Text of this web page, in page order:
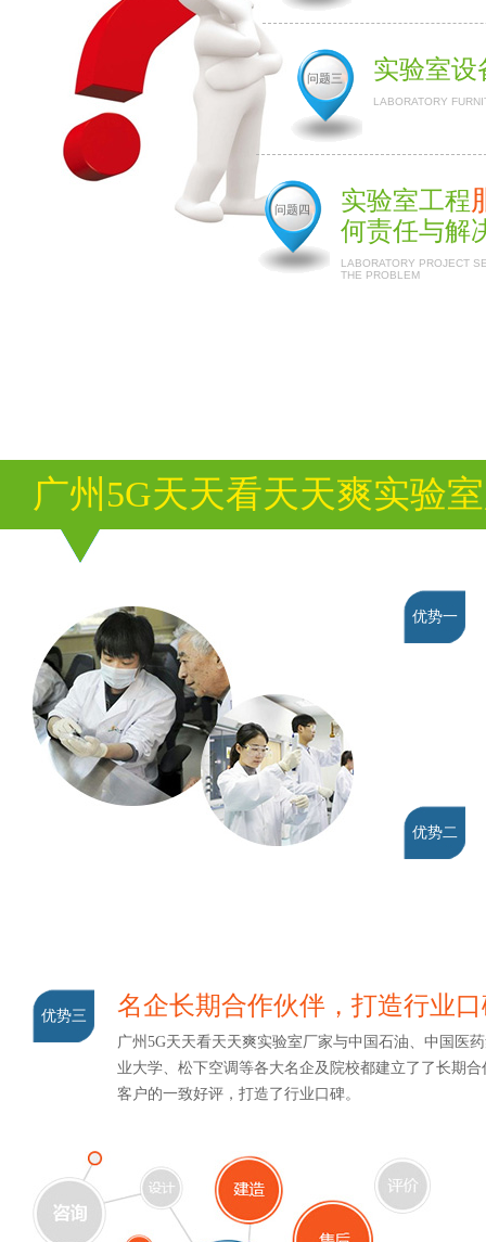
问题三 实验室设
LABORATORY
问题四 实验室工程
何责任与解
LABORATORY PROJECT
THE PROBLEM
广州5G天天看天天爽实验
优势一
优势二
优势三 名企长期合作伙伴，打造行业
广州5G天天看天天爽实验室厂家与中国石油、中国医药集
业大学、松下空调等各大名企及院校都建立了了长期合作
客户的一致好评，打造了行业口碑。